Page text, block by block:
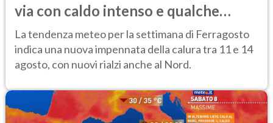
via con caldo intenso e qualche
temporale
La tendenza meteo per la settimana di Ferragosto
indica una nuova impennata della calura tra 11 e 14
agosto, con nuovi rialzi anche al Nord.